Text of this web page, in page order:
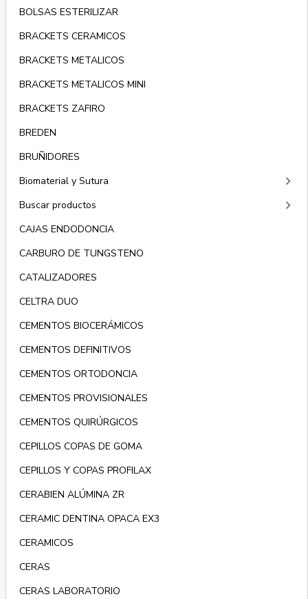
BOLSAS ESTERILIZAR
BRACKETS CERAMICOS
BRACKETS METALICOS
BRACKETS METALICOS MINI
BRACKETS ZAFIRO
BREDEN
BRUÑIDORES
Biomaterial y Sutura
keyboard_arrow_right
Buscar productos keyboard_arrow_right
CAJAS ENDODONCIA
CARBURO DE TUNGSTENO
CATALIZADORES
CELTRA DUO
CEMENTOS BIOCERÁMICOS
CEMENTOS DEFINITIVOS
CEMENTOS ORTODONCIA
CEMENTOS PROVISIONALES
CEMENTOS QUIRÚRGICOS
CEPILLOS COPAS DE GOMA
CEPILLOS Y COPAS PROFILAX
CERABIEN ALÚMINA ZR
CERAMIC DENTINA OPACA EX3
CERAMICOS
CERAS
CERAS LABORATORIO